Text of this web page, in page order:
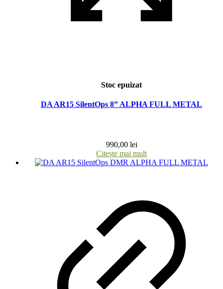
Stoc epuizat
DA AR15 SilentOps 8” ALPHA FULL METAL
990,00 lei
Citește mai mult